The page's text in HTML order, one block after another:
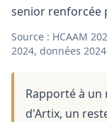
senior renforcée
Source : HCAAM
2024, données
Rapporté à un
d'Artix, un